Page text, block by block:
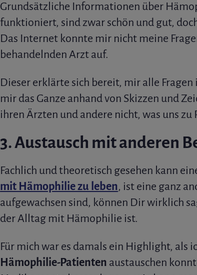
Grundsätzliche Informationen über
funktioniert, sind zwar schön und gut,
Das Internet konnte mir nicht meine
behandelnden Arzt auf.
Dieser erklärte sich bereit, mir alle
mir das Ganze anhand von Skizzen und
ihren Ärzten und andere nicht, was uns zu
3. Austausch mit anderen
Fachlich und theoretisch gesehen kann
mit Hämophilie zu leben, ist eine ganz
aufgewachsen sind, können Dir wirklich
der Alltag mit Hämophilie ist.
Für mich war es damals ein Highlight, als
Hämophilie-Patienten austauschen